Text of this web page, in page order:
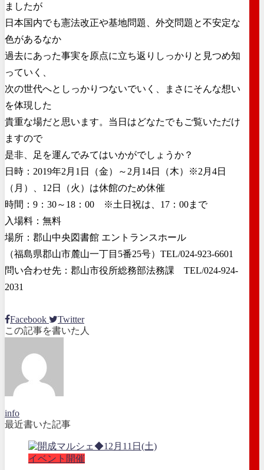
ましたが
日本国内でも憲法改正や基地問題、外交問題と不安定な
色があるなか
過去にあった事実を原点に立ち返りしっかりと見つめ知
っていく、
次の世代へとしっかりつないでいく、まさにそんな想い
を体現した
貴重な場だと思います。当日はどなたでもご覧いただけ
ますので
是非、足を運んでみてはいかがでしょうか？
日時：2019年2月1日（金）～2月14日（木）※2月4日
（月）、12日（火）は休館のため休催
時間：9：30～18：00 ※土日祝は、17：00まで
入場料：無料
場所：郡山中央図書館 エントランスホール
（福島県郡山市麓山一丁目5番25号）TEL/024-923-6601
問い合わせ先：郡山市役所総務部法務課 TEL/024-924-
2031
Facebook
Twitter
この記事を書いた人
info
最近書いた記事
イベント開催